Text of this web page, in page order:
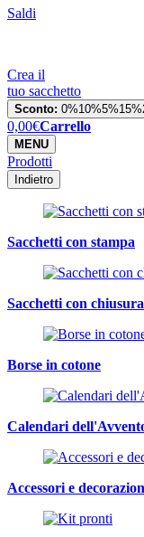
Saldi
Crea il
tuo sacchetto
Sconto: 0%10%5%15%
0,00€Carrello
MENU
Prodotti
Indietro
Sacchetti con stampa
Sacchetti con
Borse in cotone
Calendari
Accessori e